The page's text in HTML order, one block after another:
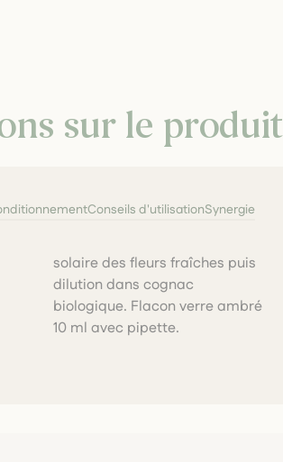
sur le produit
Conseils d'utilisationSynergie
10 ml avec pipette.